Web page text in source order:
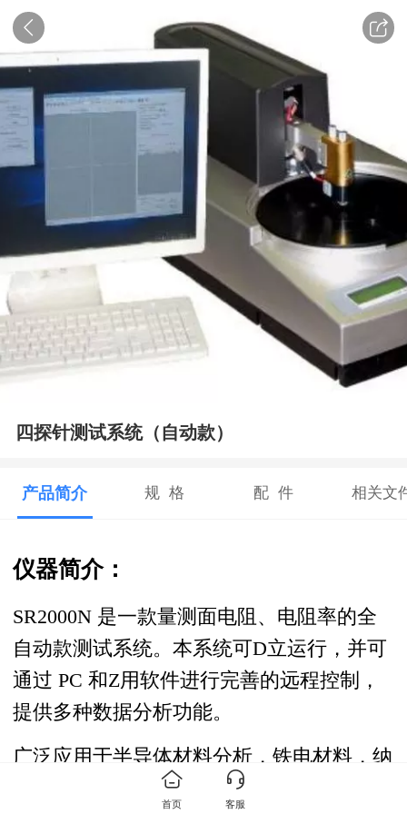
四探针测试系统（自动款）
产品简介 规 格 配 件 相关文
仪器简介：
SR2000N 是一款量测面电阻、电阻率的全
自动款测试系统。本系统可D立运行，并可
通过 PC 和Z用软件进行完善的远程控制，
提供多种数据分析功能。
广泛应用于半导体材料分析，铁电材料，纳
米材料，太阳能电池，LCD，OLED，触摸
首页 客服